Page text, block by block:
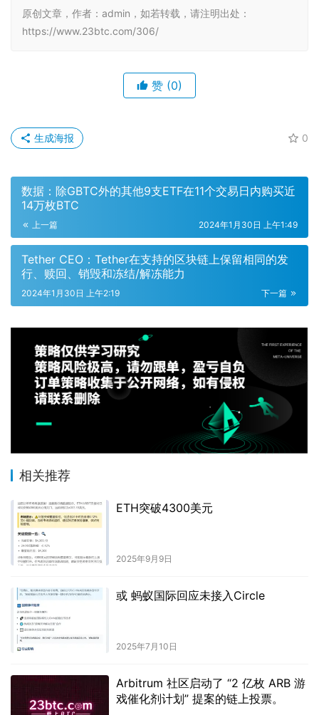
原创文章，作者：admin，如若转载，请注明出处：
https://www.23btc.com/306/
赞 (0)
0
生成海报
数据：除GBTC外的其他9支ETF在11个交易日内购买近
14万枚BTC
上一篇 2024年1月30日 上午1:49
Tether CEO：Tether在支持的区块链上保留相同的发
行、赎回、销毁和冻结/解冻能力
下一篇
2024年1月30日 上午2:19
相关推荐
ETH突破4300美元
2025年9月9日
或 蚂蚁国际回应未接入Circle
2025年7月10日
Arbitrum 社区启动了 “2 亿枚 ARB 游
戏催化剂计划” 提案的链上投票。